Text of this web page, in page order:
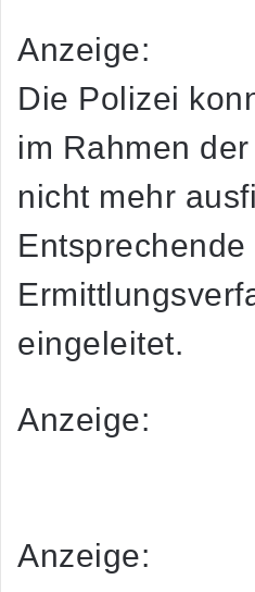
Anzeige:
Die Polizei
im Rahmen
nicht mehr
Entsprechende
eingeleitet.
Anzeige:
Anzeige: